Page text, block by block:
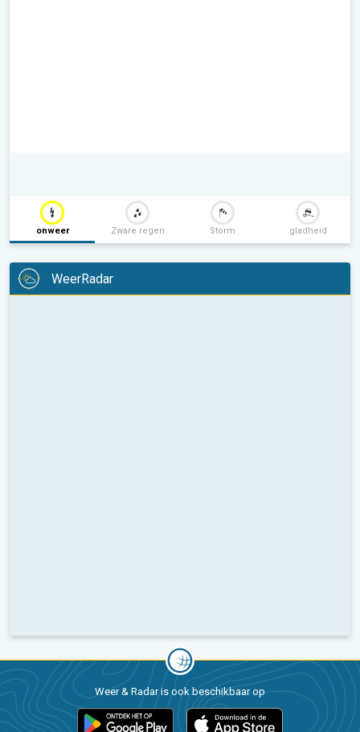
onweer Zware regen Storm gladheid
WeerRadar
Weer & Radar is ook beschikbaar op